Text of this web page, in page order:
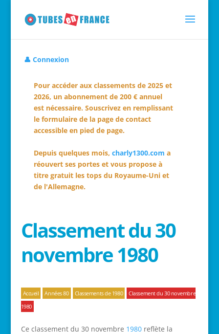
👤 Connexion
Pour accéder aux classements de 2025 et
2026, un abonnement de 200 € annuel
est nécessaire. Souscrivez en remplissant
le formulaire de la page de contact
accessible en pied de page.
Depuis quelques mois, charly1300.com a
réouvert ses portes et vous propose à
titre gratuit les tops du Royaume-Uni et
de l'Allemagne.
Classement du 30
novembre 1980
Accueil Années 80 Classements de 1980
Classement du 30 novembre
1980
Ce classement du 30 novembre 1980reflète la